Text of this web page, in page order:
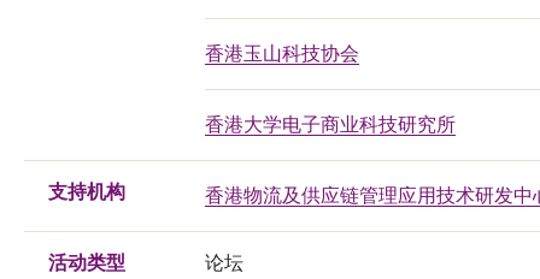
香港玉山科技协会
香港大学电子商业科技研究所
支持机构 香港物流及供应链管理应用技术研发中
活动类型 论坛